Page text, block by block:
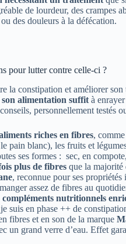
de lourdeur, des crampes
des douleurs à la défécation.
pour lutter contre celle-ci ?
la constipation et améliorer son
son alimentation suffit à
personnellement testés
riches en fibres,
pain blanc), les fruits et
ses formes : sec, en
plus de fibres que la majorité
, reconnue pour ses propriétés
assez de fibres au
compléments nutritionnels
suis en phase ++ de
fibres et en son de la marque
un grand verre d’eau. Effet